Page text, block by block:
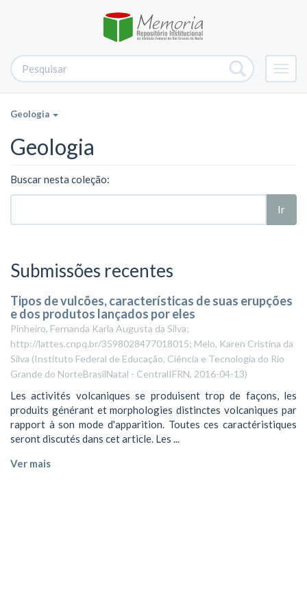
Geologia
Geologia
Buscar nesta coleção:
Ir
Submissões recentes
Tipos de vulcões, características de suas erupções
e dos produtos lançados por eles
Pinheiro, Fernanda Karla Augusta da Silva;
http://lattes.cnpq.br/3598028477018015; Melo, Karen Cristina da
Silva (Instituto Federal de Educação, Ciência e Tecnologia do Rio
Grande do NorteBrasilNatal - CentralIFRN, 2016-04-13)
Les activités volcaniques se produisent trop de façons, les
produits générant et morphologies distinctes volcaniques par
rapport à son mode d'apparition. Toutes ces caractéristiques
seront discutés dans cet article. Les ...
Ver mais